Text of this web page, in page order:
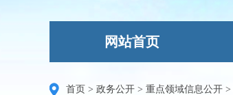
网站首页
首页 > 政务公开 > 重点领域信息公开 >